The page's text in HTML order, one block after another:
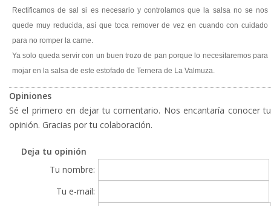
Rectificamos de sal si es necesario y controlamos que la salsa no se nos
quede muy reducida, así que toca remover de vez en cuando con cuidado
para no romper la carne.
Ya solo queda servir con un buen trozo de pan porque lo necesitaremos para
mojar en la salsa de este estofado de Ternera de La Valmuza.
Opiniones
Sé el primero en dejar tu comentario. Nos encantaría conocer tu
opinión. Gracias por tu colaboración.
Deja tu opinión
Tu nombre:
Tu e-mail: